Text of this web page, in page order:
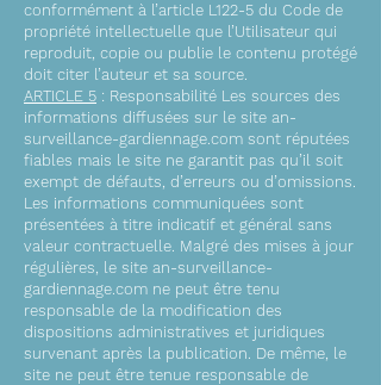
conformément à l’article L122-5 du Code de
propriété intellectuelle que l’Utilisateur qui
reproduit, copie ou publie le contenu protégé
doit citer l’auteur et sa source.
ARTICLE 5 : Responsabilité Les sources des
informations diffusées sur le site an-
surveillance-gardiennage.com sont réputées
fiables mais le site ne garantit pas qu’il soit
exempt de défauts, d’erreurs ou d’omissions.
Les informations communiquées sont
présentées à titre indicatif et général sans
valeur contractuelle. Malgré des mises à jour
régulières, le site an-surveillance-
gardiennage.com ne peut être tenu
responsable de la modification des
dispositions administratives et juridiques
survenant après la publication. De même, le
site ne peut être tenue responsable de